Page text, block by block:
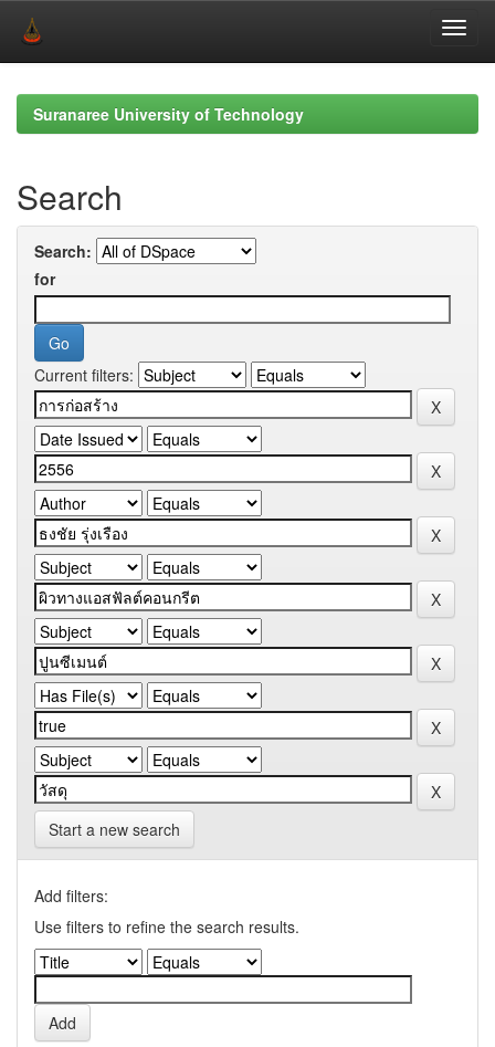
navigationSuranaree University of Technology
Search
Search:
for
Current filters:
Start a new search
Add filters:
Use filters to refine the search results.